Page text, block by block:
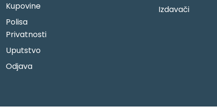
Kupovine
Polisa
Privatnosti
Uputstvo
Odjava
Izdavači